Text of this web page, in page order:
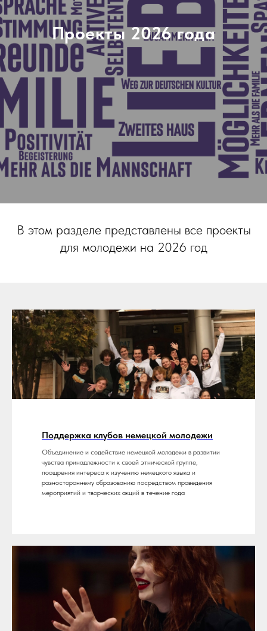
Проекты 2026 года
В этом разделе представлены все проекты
для молодежи на 2026 год
Поддержка клубов немецкой молодежи
Объединение и содействие немецкой молодежи в развитии
чувства принадлежности к своей этнической группе,
поощрения интереса к изучению немецкого языка и
разностороннему образованию посредством проведения
мероприятий и творческих акций в течение года